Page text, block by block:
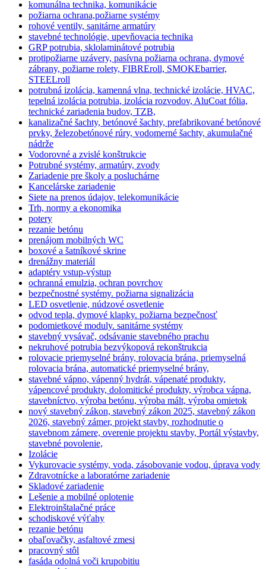
komunálna technika, komunikácie
požiarna ochrana,požiarne systémy
rohové ventily, sanitárne armatúry
stavebné technológie, upevňovacia technika
GRP potrubia, sklolaminátové potrubia
protipožiarne uzávery, pasívna požiarna ochrana, dymové
zábrany, požiarne rolety, FIBREroll, SMOKEbarrier,
STEELroll
potrubná izolácia, kamenná vlna, technické izolácie, HVAC,
tepelná izolácia potrubia, izolácia rozvodov, AluCoat fólia,
technické zariadenia budov, TZB,
kanalizačné šachty, betónové šachty, prefabrikované betónové
prvky, železobetónové rúry, vodomerné šachty, akumulačné
nádrže
Vodorovné a zvislé konštrukcie
Potrubné systémy, armatúry, zvody
Zariadenie pre školy a posluchárne
Kancelárske zariadenie
Siete na prenos údajov, telekomunikácie
Trh, normy a ekonomika
potery
rezanie betónu
prenájom mobilných WC
boxové a šatníkové skrine
drenážny materiál
adaptéry vstup-výstup
ochranná emulzia, ochran povrchov
bezpečnostné systémy. požiarna signalizácia
LED osvetlenie, núdzové osvetlenie
odvod tepla, dymové klapky. požiarna bezpečnosť
podomietkové moduly. sanitárne systémy
stavebný vysávač, odsávanie stavebného prachu
nekruhové potrubia bezvýkopová rekonštrukcia
rolovacie priemyselné brány, rolovacia brána, priemyselná
rolovacia brána, automatické priemyselné brány,
stavebné vápno, vápenný hydrát, vápenaté produkty,
vápencové produkty, dolomitické produkty, výrobca vápna,
stavebníctvo, výroba betónu, výroba mált, výroba omietok
nový stavebný zákon, stavebný zákon 2025, stavebný zákon
2026, stavebný zámer, projekt stavby, rozhodnutie o
stavebnom zámere, overenie projektu stavby, Portál výstavby,
stavebné povolenie,
Izolácie
Vykurovacie systémy, voda, zásobovanie vodou, úprava vody
Zdravotnícke a laboratórne zariadenie
Skladové zariadenie
Lešenie a mobilné oplotenie
Elektroinštalačné práce
schodiskové výťahy
rezanie betónu
obaľovačky, asfaltové zmesi
pracovný stôl
fasáda odolná voči krupobitiu